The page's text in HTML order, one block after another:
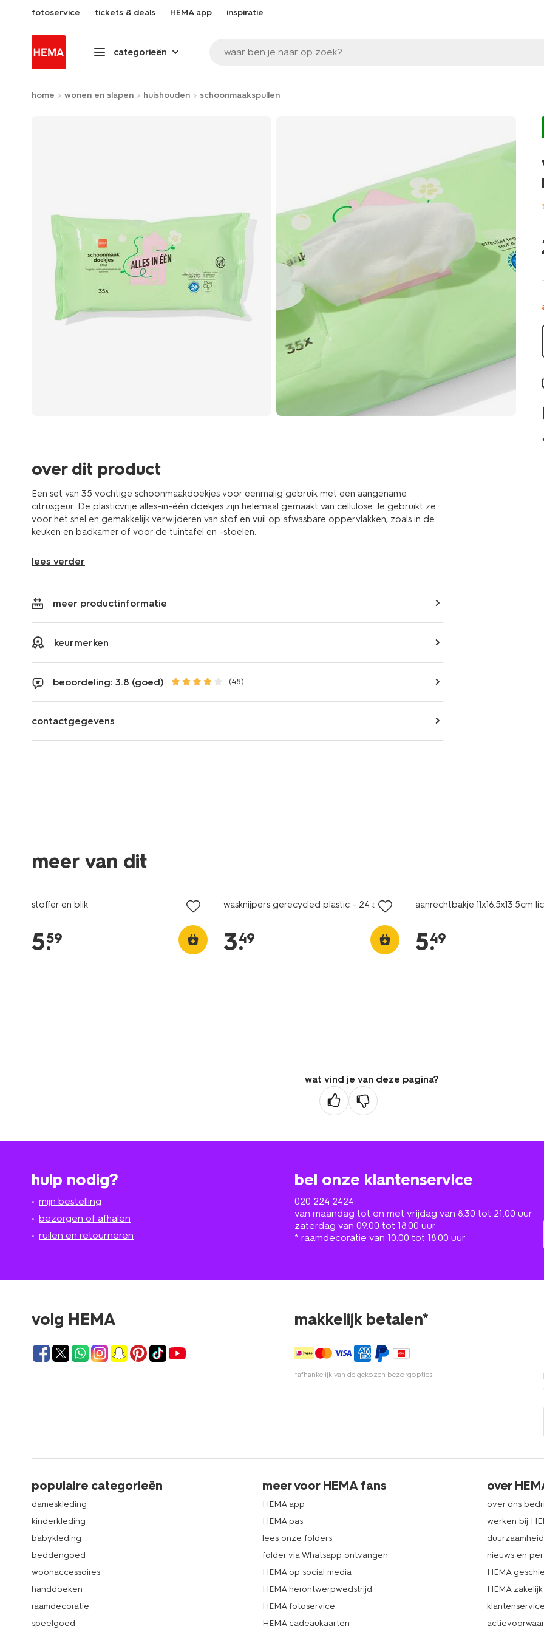
fotoservice tickets & deals HEMA app inspiratie
categorieën waar ben je naar op zoek?
home wonen en slapen huishouden schoonmaakspullen
over dit product
Een set van 35 vochtige schoonmaakdoekjes voor eenmalig gebruik met een aangename
citrusgeur. De plasticvrije alles-in-één doekjes zijn helemaal gemaakt van cellulose. Je gebruikt ze
voor het snel en gemakkelijk verwijderen van stof en vuil op afwasbare oppervlakken, zoals in de
keuken en badkamer of voor de tuintafel en -stoelen.
lees verder
meer productinformatie
keurmerken
beoordeling: 3.8 (goed) (48)
contactgegevens
meer van dit
stoffer en blik
5.
59
wasknijpers gerecycled plastic - 24 stuks
3.
49
aanrechtbakje 11x16.5x13.5cm
5.
49
wat vind je van deze pagina?
hulp nodig?
mijn bestelling
bezorgen of afhalen
ruilen en retourneren
bel onze klantenservice
020 224 2424
van maandag tot en met vrijdag van 8.30 tot 21.00 uur
zaterdag van 09.00 tot 18.00 uur
* raamdecoratie van 10.00 tot 18.00 uur
volg HEMA makkelijk betalen*
*afhankelijk van de gekozen bezorgopties
populaire categorieën
dameskleding
kinderkleding
babykleding
beddengoed
woonaccessoires
handdoeken
raamdecoratie
speelgoed
meer voor HEMA fans
HEMA app
HEMA pas
lees onze folders
folder via Whatsapp ontvangen
HEMA op social media
HEMA herontwerpwedstrijd
HEMA fotoservice
HEMA cadeaukaarten
over
over ons
werken bij
duurzaamheid
nieuws en
HEMA
HEMA zakelijk
klantenservice